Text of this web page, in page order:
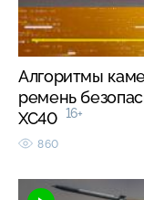
Алгоритмы
ремень
XC40 16+
860